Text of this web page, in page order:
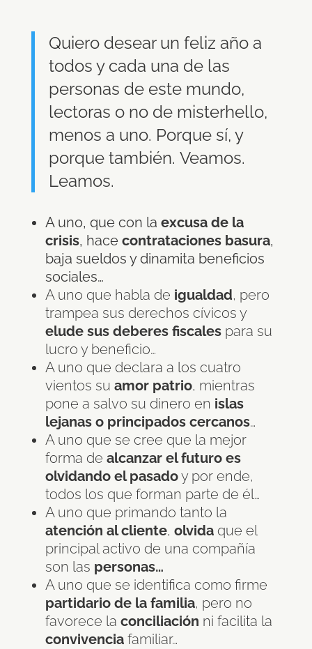
Quiero desear un feliz año a
todos y cada una de las
personas de este mundo,
lectoras o no de misterhello,
menos a uno. Porque sí, y
porque también. Veamos.
Leamos.
A uno, que con la excusa de la
crisis, hace contrataciones basura,
baja sueldos y dinamita beneficios
sociales…
A uno que habla de igualdad, pero
trampea sus derechos cívicos y
elude sus deberes fiscalespara su
lucro y beneficio…
A uno que declara a los cuatro
vientos su amor patrio, mientras
pone a salvo su dinero en islas
lejanas o principados cercanos…
A uno que se cree que la mejor
forma de alcanzar el futuro es
olvidando el pasadoy por ende,
todos los que forman parte de él…
A uno que primando tanto la
atención al cliente, olvidaque el
principal activo de una compañía
son las personas…
A uno que se identifica como firme
partidario de la familia, pero no
favorece la conciliación ni facilita la
convivenciafamiliar…